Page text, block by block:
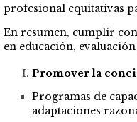
profesional equitativas
En resumen, cumplir
en educación,
Promover la
Programas de
adaptaciones